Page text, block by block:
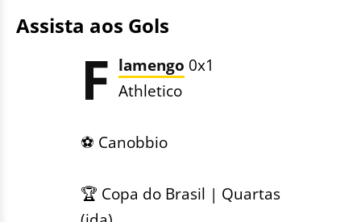
Assista aos Gols
F lamengo 0x1
Athletico
⚽️ Canobbio
🏆 Copa do Brasil | Quartas